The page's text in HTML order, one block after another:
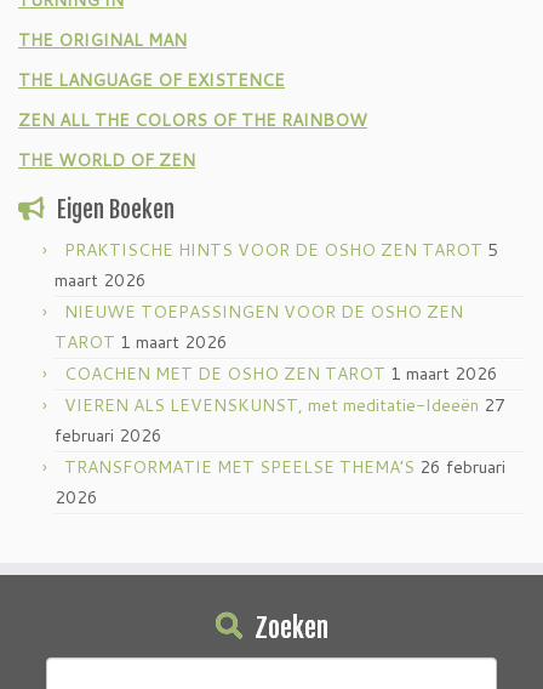
THE ORIGINAL MAN
THE LANGUAGE OF EXISTENCE
ZEN ALL THE COLORS OF THE RAINBOW
THE WORLD OF ZEN
Eigen Boeken
PRAKTISCHE HINTS VOOR DE OSHO ZEN TAROT 5
maart 2026
NIEUWE TOEPASSINGEN VOOR DE OSHO ZEN
TAROT 1 maart 2026
COACHEN MET DE OSHO ZEN TAROT 1 maart 2026
VIEREN ALS LEVENSKUNST, met meditatie-Ideeën 27
februari 2026
TRANSFORMATIE MET SPEELSE THEMA’S 26 februari
2026
Zoeken